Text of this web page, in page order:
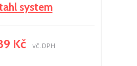
system
Kč vč. DPH